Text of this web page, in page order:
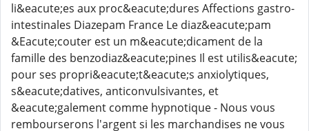
li&eacute;es aux proc&eacute;dures Affections gastro-
intestinales Diazepam France Le diaz&eacute;pam
&Eacute;couter est un m&eacute;dicament de la
famille des benzodiaz&eacute;pines Il est utilis&eacute;
pour ses propri&eacute;t&eacute;s anxiolytiques,
s&eacute;datives, anticonvulsivantes, et
&eacute;galement comme hypnotique - Nous vous
rembourserons l'argent si les marchandises ne vous